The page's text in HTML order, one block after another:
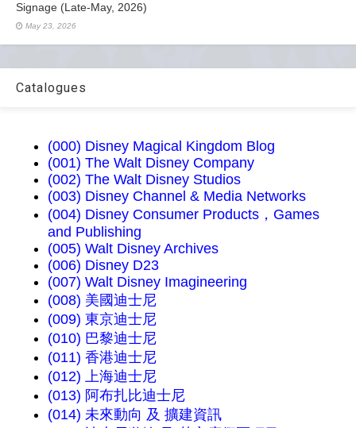
Signage (Late-May, 2026)
May 23, 2026
Catalogues
(000) Disney Magical Kingdom Blog
(001) The Walt Disney Company
(002) The Walt Disney Studios
(003) Disney Channel & Media Networks
(004) Disney Consumer Products，Games
and Publishing
(005) Walt Disney Archives
(006) Disney D23
(007) Walt Disney Imagineering
(008) 美國迪士尼
(009) 東京迪士尼
(010) 巴黎迪士尼
(011) 香港迪士尼
(012) 上海迪士尼
(013) 阿布扎比迪士尼
(014) 未來動向 及 擴建資訊